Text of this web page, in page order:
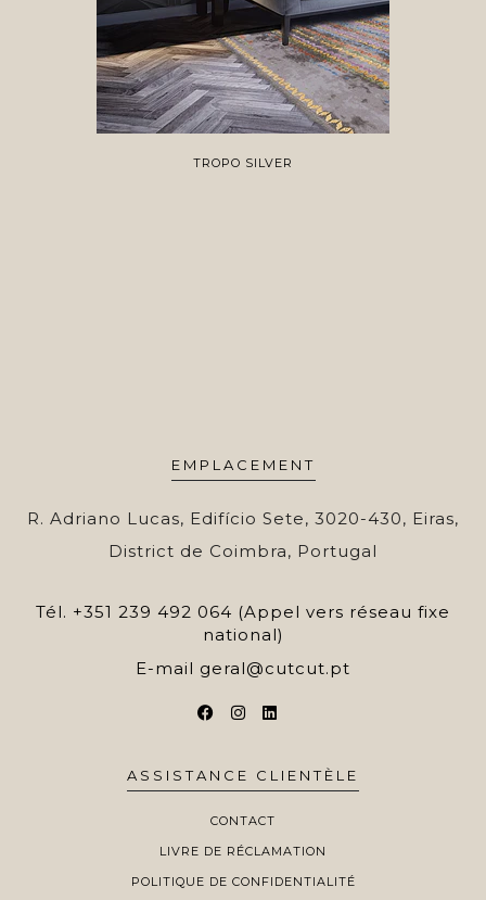
TROPO SILVER
EMPLACEMENT
R. Adriano Lucas, Edifício Sete, 3020-430, Eiras,
District de Coimbra, Portugal
Tél. +351 239 492 064 (Appel vers réseau fixe
national)
E-mail geral@cutcut.pt
ASSISTANCE CLIENTÈLE
CONTACT
LIVRE DE RÉCLAMATION
POLITIQUE DE CONFIDENTIALITÉ